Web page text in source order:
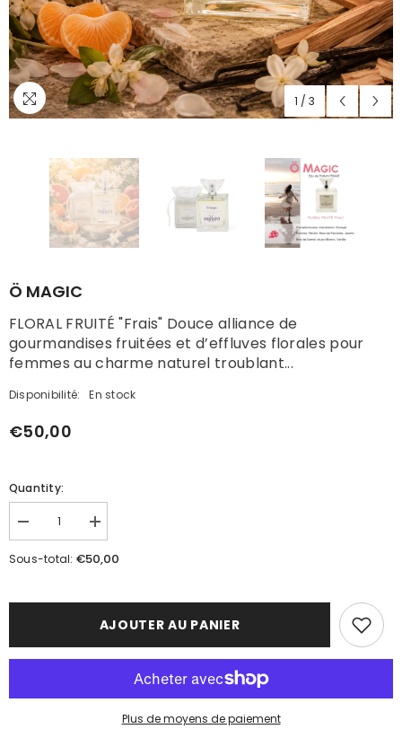
1 / 3
Ö MAGIC
FLORAL FRUITÉ "Frais" Douce alliance de
gourmandises fruitées et d’effluves florales pour
femmes au charme naturel troublant...
Disponibilité: En stock
€50,00
Quantity:
Réduire
la
quantité
Augmenter
la
quantité
de
Sous-total: €50,00
AJOUTER AU PANIER
Plus de moyens de paiement